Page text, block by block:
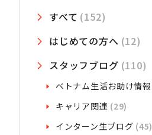
すべて (152)
はじめての方へ (12)
スタッフブログ (110)
ベトナム生活お助け情報
キャリア関連 (29)
インターン生ブログ (45)